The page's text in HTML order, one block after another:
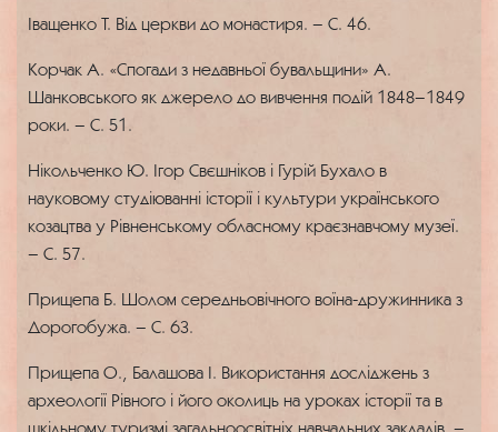
Іващенко Т. Від церкви до монастиря. – С. 46.
Корчак А. «Спогади з недавньої бувальщини» А.
Шанковського як джерело до вивчення подій 1848–1849
роки. – С. 51.
Нікольченко Ю. Ігор Свєшніков і Гурій Бухало в
науковому студіюванні історії і культури українського
козацтва у Рівненському обласному краєзнавчому музеї.
– С. 57.
Прищепа Б. Шолом середньовічного воїна-дружинника з
Дорогобужа. – С. 63.
Прищепа О., Балашова І. Використання досліджень з
археології Рівного і його околиць на уроках історії та в
шкільному туризмі загальноосвітніх навчальних закладів. –